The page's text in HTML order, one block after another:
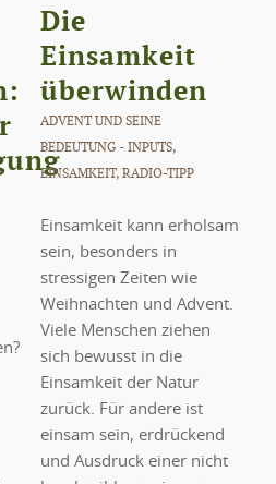
Die
Einsamkeit
überwinden
ADVENT UND SEINE
BEDEUTUNG - INPUTS,
EINSAMKEIT, RADIO-TIPP
Einsamkeit kann erholsam
sein, besonders in
stressigen Zeiten wie
Weihnachten und Advent.
Viele Menschen ziehen
sich bewusst in die
Einsamkeit der Natur
zurück. Für andere ist
einsam sein, erdrückend
und Ausdruck einer nicht